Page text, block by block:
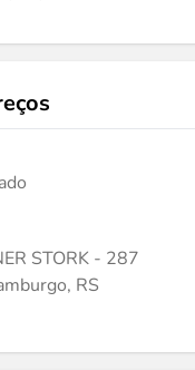
STORK - 287
RS